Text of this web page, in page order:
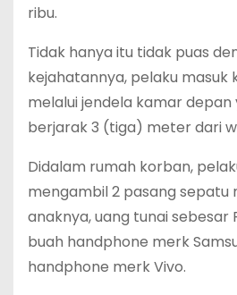
ribu.
Tidak hanya itu tidak puas
kejahatannya, pelaku masuk
melalui jendela kamar depan
berjarak 3 (tiga) meter dari
Didalam rumah korban,
mengambil 2 pasang sepatu
anaknya, uang tunai sebesar
buah handphone merk
handphone merk Vivo.